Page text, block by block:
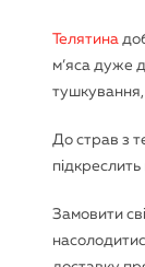
Телятина
м’яса дуже
тушкування,
До страв з
Замовити